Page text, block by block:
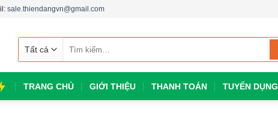
sale.thiendangvn@gmail.com
kiếm:
TRANG CHỦ GIỚI THIỆU THANH TOÁN TUYỂN DỤNG